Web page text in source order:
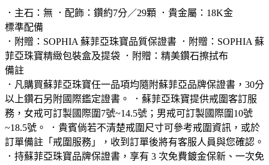
．主石：無 ．配飾：鑽約7分／29顆 ．貴金屬：18K金
標準配備
．附贈：SOPHIA 蘇菲亞珠寶品質保證書 ．附贈：SOPHIA 蘇
菲亞珠寶精緻包裝盒及提袋 ．附贈：精美鑽石擦拭布
備註
．凡購買蘇菲亞珠寶任一品項均隨附蘇菲亞品牌保證書，30分
以上鑽石另附國際鑑定證書。 ．蘇菲亞珠寶提供戒圍客訂服
務，女戒可訂製國際圍7號~14.5號；男戒可訂製國際圍10號
~18.5號。 ．貴賓倘若不清楚戒圍尺寸可參考戒圍資訊，或於
訂單備註「戒圍服務」，收到訂單後將有客服人員與您確認。
．持蘇菲亞珠寶品牌保證書，享有 3 次免費鍍金保新、一次免